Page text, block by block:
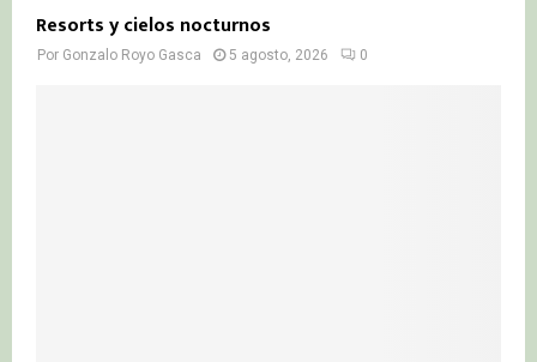
Resorts y cielos nocturnos
Por Gonzalo Royo Gasca 5 agosto, 2026 0